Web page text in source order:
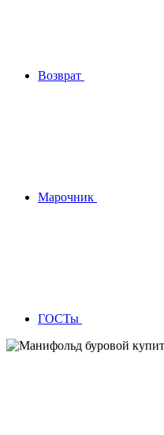
Возврат
Марочник
ГОСТы